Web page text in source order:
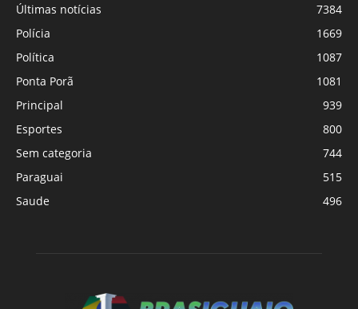
Últimas notícias
7384
Polícia
1669
Política
1087
Ponta Porã
1081
Principal
939
Esportes
800
Sem categoria
744
Paraguai
515
Saude
496